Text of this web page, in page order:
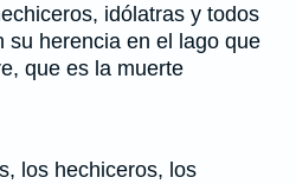
idólatras y todos
su herencia en el lago que
que es la muerte
los hechiceros, los